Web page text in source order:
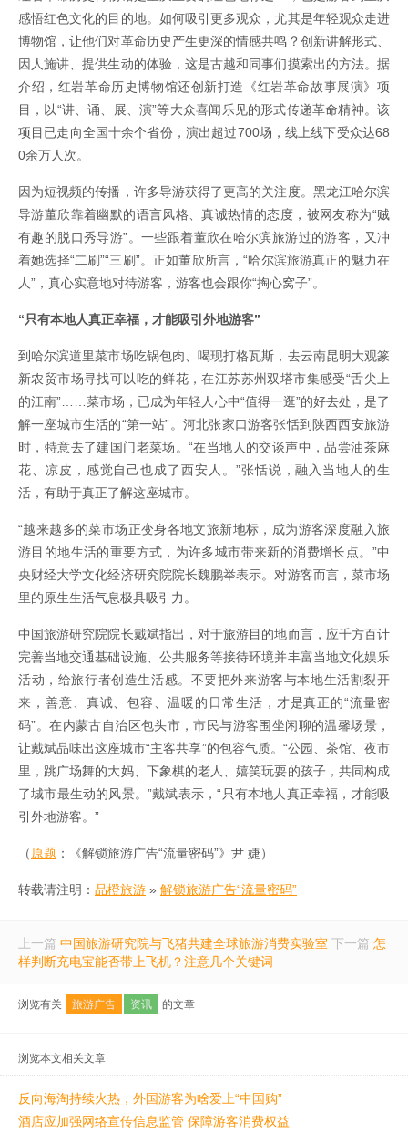
感悟红色文化的目的地。如何吸引更多观众，尤其是年轻观众走进
博物馆，让他们对革命历史产生更深的情感共鸣？创新讲解形式、
因人施讲、提供生动的体验，这是古越和同事们摸索出的方法。据
介绍，红岩革命历史博物馆还创新打造《红岩革命故事展演》项
目，以“讲、诵、展、演”等大众喜闻乐见的形式传递革命精神。该
项目已走向全国十余个省份，演出超过700场，线上线下受众达68
0余万人次。
因为短视频的传播，许多导游获得了更高的关注度。黑龙江哈尔滨
导游董欣靠着幽默的语言风格、真诚热情的态度，被网友称为“贼
有趣的脱口秀导游”。一些跟着董欣在哈尔滨旅游过的游客，又冲
着她选择“二刷”“三刷”。正如董欣所言，“哈尔滨旅游真正的魅力在
人”，真心实意地对待游客，游客也会跟你“掏心窝子”。
“只有本地人真正幸福，才能吸引外地游客”
到哈尔滨道里菜市场吃锅包肉、喝现打格瓦斯，去云南昆明大观篆
新农贸市场寻找可以吃的鲜花，在江苏苏州双塔市集感受“舌尖上
的江南”……菜市场，已成为年轻人心中“值得一逛”的好去处，是了
解一座城市生活的“第一站”。河北张家口游客张恬到陕西西安旅游
时，特意去了建国门老菜场。“在当地人的交谈声中，品尝油茶麻
花、凉皮，感觉自己也成了西安人。”张恬说，融入当地人的生
活，有助于真正了解这座城市。
“越来越多的菜市场正变身各地文旅新地标，成为游客深度融入旅
游目的地生活的重要方式，为许多城市带来新的消费增长点。”中
央财经大学文化经济研究院院长魏鹏举表示。对游客而言，菜市场
里的原生生活气息极具吸引力。
中国旅游研究院院长戴斌指出，对于旅游目的地而言，应千方百计
完善当地交通基础设施、公共服务等接待环境并丰富当地文化娱乐
活动，给旅行者创造生活感。不要把外来游客与本地生活割裂开
来，善意、真诚、包容、温暖的日常生活，才是真正的“流量密
码”。在内蒙古自治区包头市，市民与游客围坐闲聊的温馨场景，
让戴斌品味出这座城市“主客共享”的包容气质。“公园、茶馆、夜市
里，跳广场舞的大妈、下象棋的老人、嬉笑玩耍的孩子，共同构成
了城市最生动的风景。”戴斌表示，“只有本地人真正幸福，才能吸
引外地游客。”
（原题 ：《解锁旅游广告“流量密码”》尹 婕）
转载请注明： 品橙旅游 » 解锁旅游广告“流量密码”
上一篇 中国旅游研究院与飞猪共建全球旅游消费实验室 下一篇 怎
样判断充电宝能否带上飞机？注意几个关键词
浏览有关 旅游广告 资讯 的文章
浏览本文相关文章
反向海淘持续火热，外国游客为啥爱上“中国购”
酒店应加强网络宣传信息监管 保障游客消费权益